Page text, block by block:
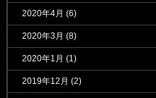
2020年4月 (6)
2020年3月 (8)
2020年1月 (1)
2019年12月 (2)